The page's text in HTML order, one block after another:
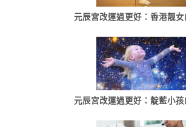
元辰宮改運過更好：香港靓
元辰宮改運過更好：靛藍小